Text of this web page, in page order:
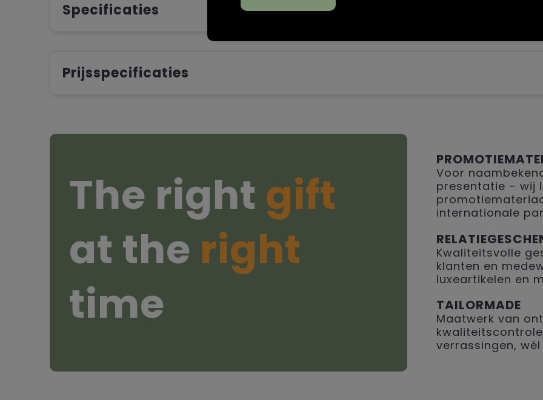
Specificaties
Prijsspecificaties
The right gift
at the right
time
Voor
presentatie – wij
internationale
Kwaliteitsvolle
klanten en
luxeartikelen en
TAILORMADE
Maatwerk van
verrassingen,